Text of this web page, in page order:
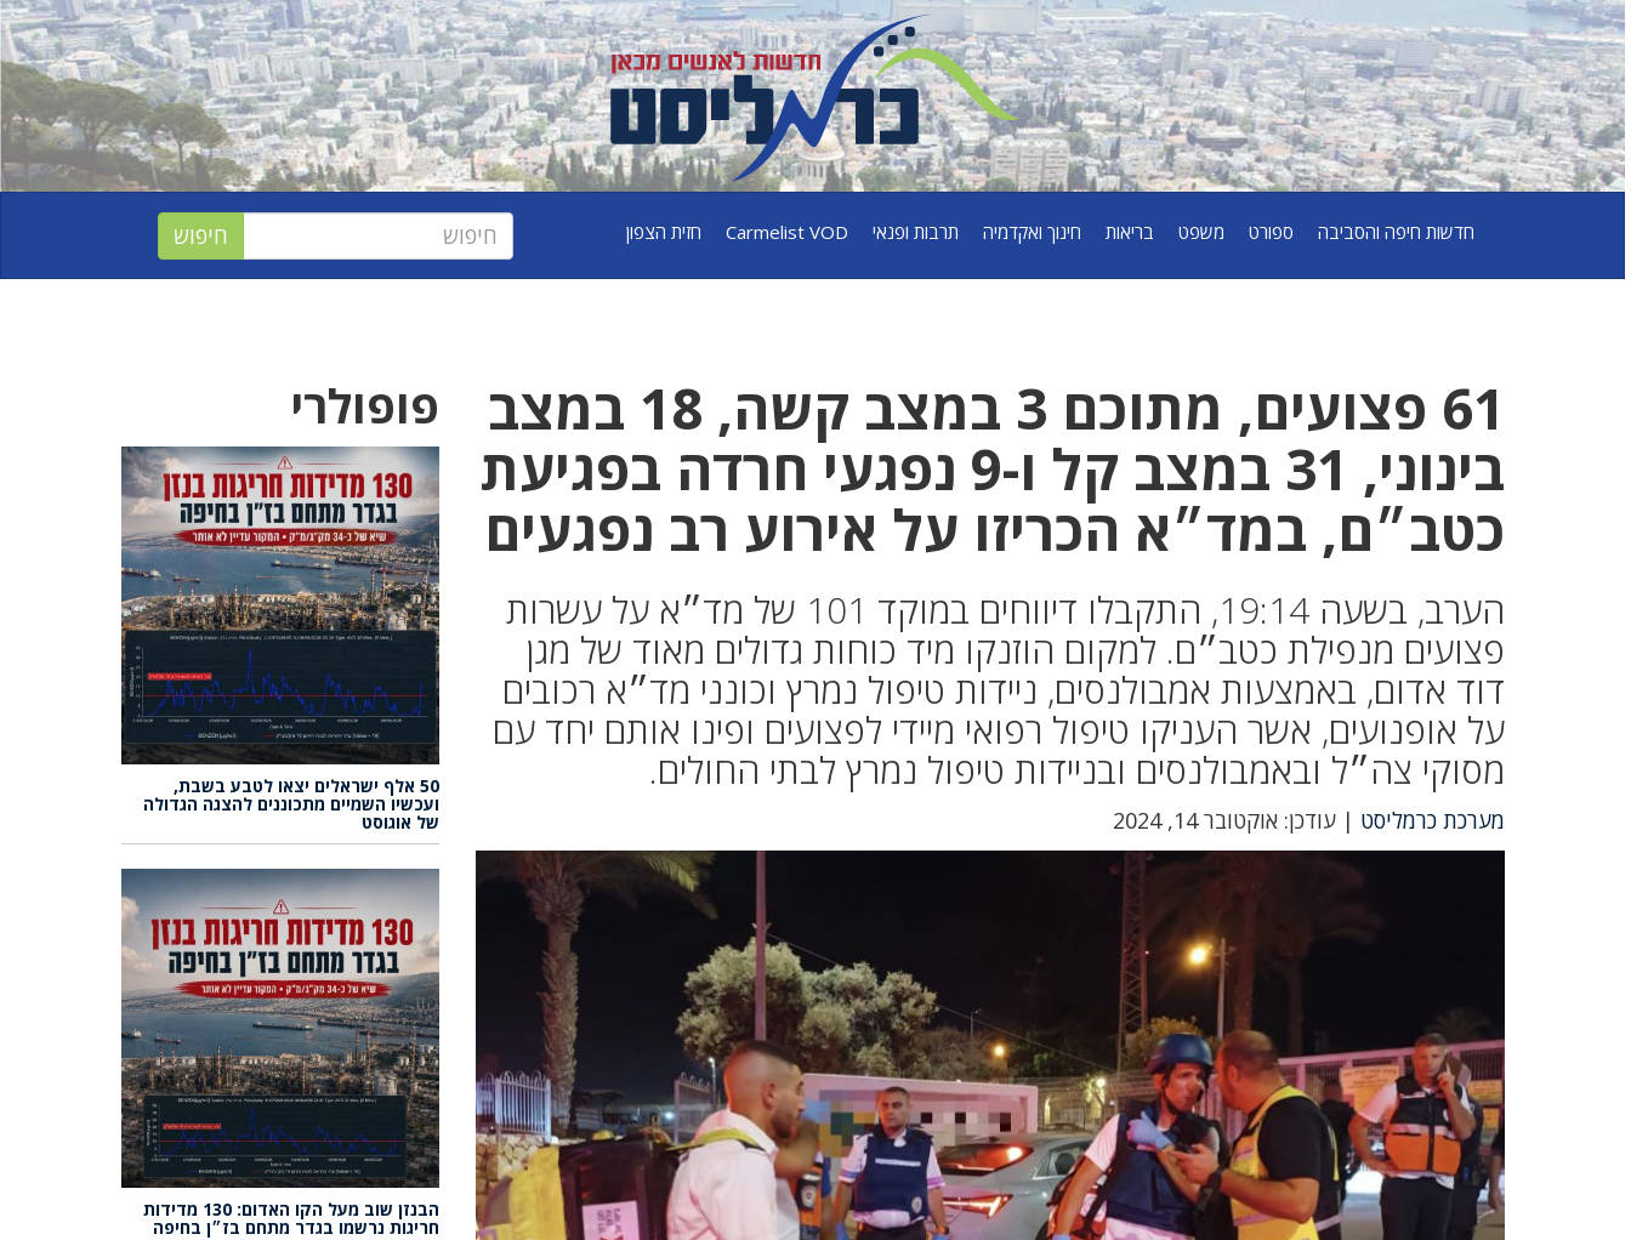
חדשות חיפה והסביבה ספורט משפט בריאות חינוך ואקדמיה תרבות ופנאי Carmelist VOD חזית הצפון
61 פצועים, מתוכם 3 במצב קשה, 18 במצב
בינוני, 31 במצב קל ו-9 נפגעי חרדה בפגיעת
כטב״ם, במד״א הכריזו על אירוע רב נפגעים
הערב, בשעה 19:14, התקבלו דיווחים במוקד 101 של מד״א על עשרות
פצועים מנפילת כטב״ם. למקום הוזנקו מיד כוחות גדולים מאוד של מגן
דוד אדום, באמצעות אמבולנסים, ניידות טיפול נמרץ וכונני מד״א רכובים
על אופנועים, אשר העניקו טיפול רפואי מיידי לפצועים ופינו אותם יחד עם
מסוקי צה״ל ובאמבולנסים ובניידות טיפול נמרץ לבתי החולים.
מערכת כרמליסט | עודכן: אוקטובר 14, 2024
פופולרי
50 אלף ישראלים יצאו לטבע בשבת,
ועכשיו השמיים מתכוננים להצגה הגדולה
של אוגוסט
הבנזן שוב מעל הקו האדום: 130 מדידות
חריגות נרשמו בגדר מתחם בז״ן בחיפה